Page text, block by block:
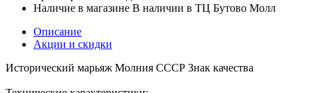
Наличие в магазине В наличии в ТЦ Бутово Молл
Описание
Акции и скидки
Исторический марьяж Молния СССР Знак качества